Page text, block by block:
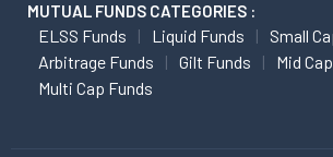
MUTUAL FUNDS CATEGORIES :
ELSS Funds Liquid Funds
Small
Arbitrage Funds
Gilt Funds
Mid
Multi Cap Funds